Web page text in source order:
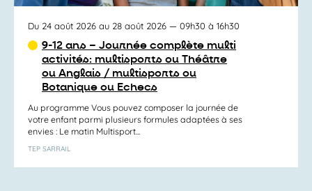
Du 24 août 2026 au 28 août 2026 — 09h30 à 16h30
9-12 ans – Journée complète multi
activités: multisports ou Théâtre
ou Anglais / multisports ou
Botanique ou Echecs
Au programme Vous pouvez composer la journée de
votre enfant parmi plusieurs formules adaptées à ses
envies : Le matin Multisport...
TEP SARRAIL